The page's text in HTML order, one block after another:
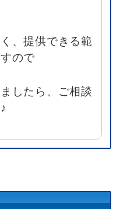
、提供できる範
ので
したら、ご相談